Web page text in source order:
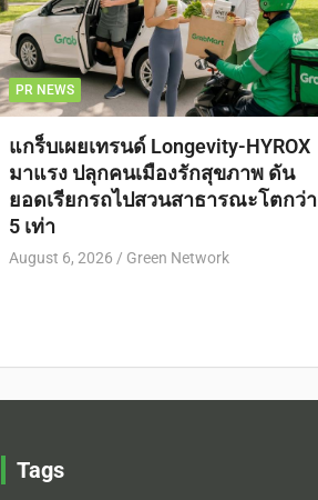
PR NEWS
แกร็บเผยเทรนด์ Longevity-HYROX
มาแรง ปลุกคนเมืองรักสุขภาพ ดัน
ยอดเรียกรถไปสวนสาธารณะโตกว่า
5 เท่า
August 6, 2026 Green Network
Tags